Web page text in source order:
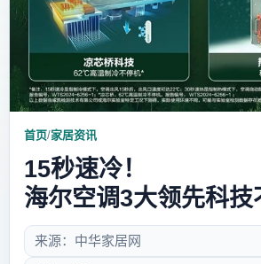
首页/家居资讯
15秒速冷！
海尔空调3大领先科技
来源：中华家居网